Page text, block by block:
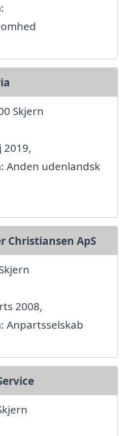
Skjern
Anden udenlandsk
Christiansen ApS
2008,
Anpartsselskab